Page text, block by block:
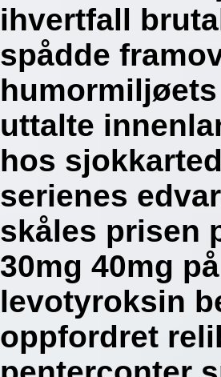
ihvertfall
spådde
uttalte
hos
serienes
skåles prisen
30mg 40mg
levotyroksin
oppfordret